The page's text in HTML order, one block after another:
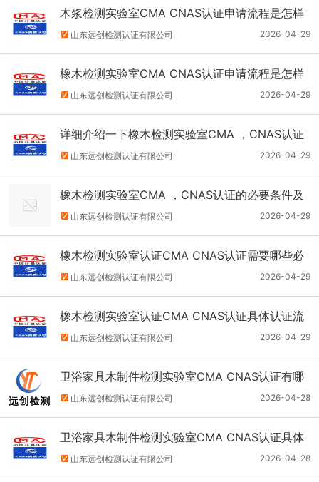
木浆检测实验室CMA CNAS认证申请流程是怎样
的？
2026-04-29
山东远创检测认证有限公司
橡木检测实验室CMA CNAS认证申请流程是怎样
的？
2026-04-29
山东远创检测认证有限公司
详细介绍一下橡木检测实验室CMA ，CNAS认证
的具体要求
2026-04-29
山东远创检测认证有限公司
橡木检测实验室CMA ，CNAS认证的必要条件及
因素
2026-04-29
山东远创检测认证有限公司
橡木检测实验室认证CMA CNAS认证需要哪些必
备条件？
2026-04-29
山东远创检测认证有限公司
橡木检测实验室认证CMA CNAS认证具体认证流
程介绍
2026-04-29
山东远创检测认证有限公司
卫浴家具木制件检测实验室CMA CNAS认证有哪
些具体要求
2026-04-28
山东远创检测认证有限公司
卫浴家具木制件检测实验室CMA CNAS认证具体
流程
2026-04-28
山东远创检测认证有限公司